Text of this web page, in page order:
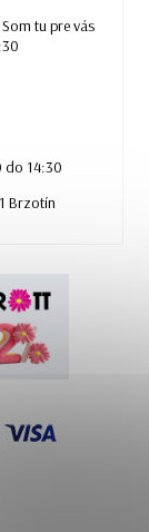
tu pre vás
do 14:30
Brzotín